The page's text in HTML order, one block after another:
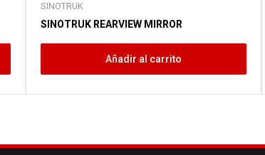
SINOTRUK
SINOTRUK REARVIEW MIRROR
Añadir al carrito